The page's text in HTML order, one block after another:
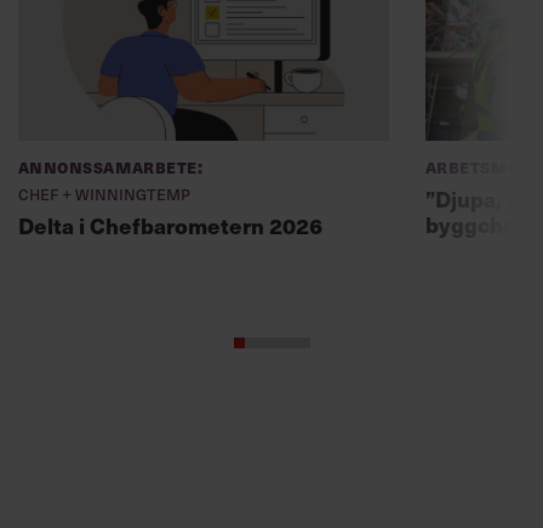
Annonssamarbete:
Chef + Winningtemp
Delta i Chefbarometern 2026
Arbetsmiljö
”Djupa,